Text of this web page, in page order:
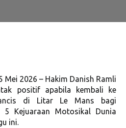
Mei 2026 – Hakim Danish Ramli
positif apabila kembali ke
di Litar Le Mans bagi
5 Kejuaraan Motosikal Dunia
ini.